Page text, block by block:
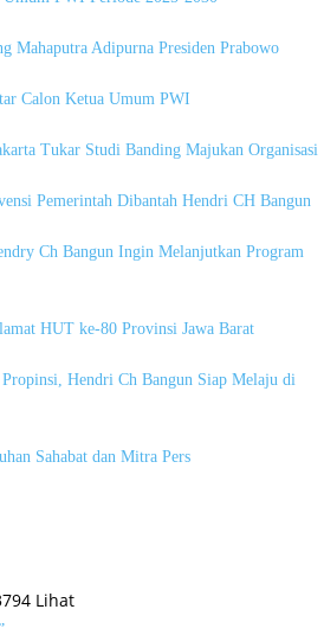
Mahaputra Adipurna Presiden Prabowo
Calon Ketua Umum PWI
Tukar Studi Banding Majukan Organisasi
Pemerintah Dibantah Hendri CH Bangun
Ch Bangun Ingin Melanjutkan Program
HUT ke-80 Provinsi Jawa Barat
Hendri Ch Bangun Siap Melaju di
Sahabat dan Mitra Pers
Lihat